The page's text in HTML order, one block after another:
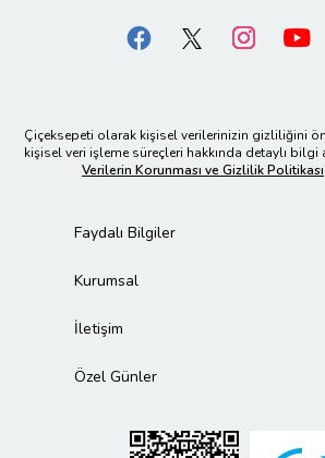
Çiçeksepeti olarak kişisel verilerinizin gizliliğini
kişisel veri işleme süreçleri hakkında detaylı
Verilerin Korunması ve Gizlilik Politikası
Faydalı Bilgiler
Kurumsal
İletişim
Özel Günler